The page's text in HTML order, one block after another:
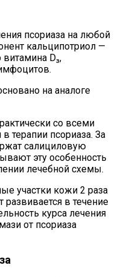
псориаза на любой
кальципотриол —
витамина D₃,
на аналоге
со всеми
терапии псориаза. За
салициловую
эту особенность
лечебной схемы.
участки кожи 2 раза
в течение
курса лечения
от псориаза